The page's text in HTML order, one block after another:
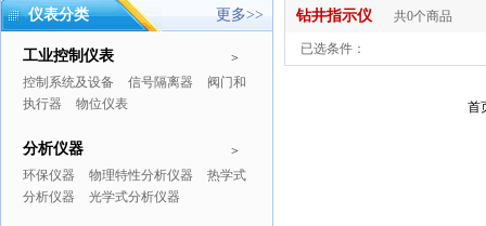
仪表分类 更多>>
>
工业控制仪表
控制系统及设备 信号隔离器
阀门和
执行器
物位仪表
>
分析仪器
环保仪器 物理特性分析仪器
热学式
分析仪器
光学式分析仪器
钻井指示仪 共0个商品
已选条件：
首